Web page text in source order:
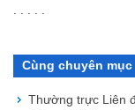
. . . . .
Cùng chuyên mục
Thường trực Liên